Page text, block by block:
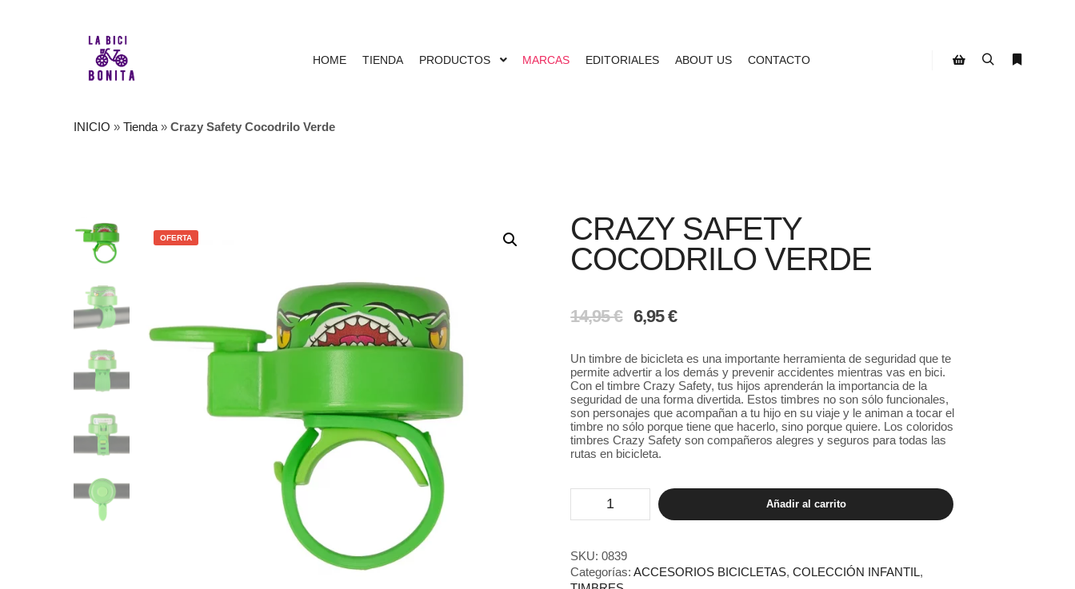
HOME TIENDA PRODUCTOS MARCAS EDITORIALES ABOUT US CONTACTO
INICIO » Tienda » Crazy Safety Cocodrilo Verde
OFERTA
CRAZY SAFETY
COCODRILO VERDE
14,95€
El
era:
14,95 €.
6,95€El
es:
6,95 €.
Un timbre de bicicleta es una importante herramienta de seguridad que te
permite advertir a los demás y prevenir accidentes mientras vas en bici.
Con el timbre Crazy Safety, tus hijos aprenderán la importancia de la
seguridad de una forma divertida. Estos timbres no son sólo funcionales,
son personajes que acompañan a tu hijo en su viaje y le animan a tocar el
timbre no sólo porque tiene que hacerlo, sino porque quiere. Los coloridos
timbres Crazy Safety son compañeros alegres y seguros para todas las
rutas en bicicleta.
Cocodrilo
cantidad
Añadir al carrito
SKU:0839
Categorías:ACCESORIOS BICICLETAS,COLECCIÓN INFANTIL,